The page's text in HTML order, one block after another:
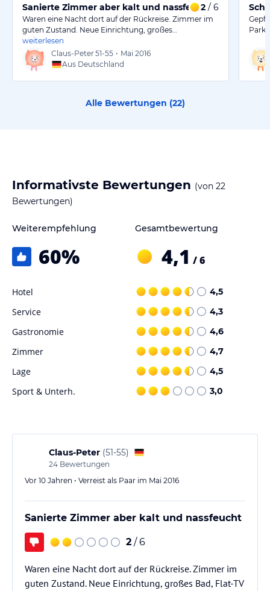
Sanierte Zimmer aber kalt und nassfeucht
2 / 6
Waren eine Nacht dort auf der Rückreise. Zimmer im
guten Zustand. Neue Einrichtung, großes…
weiterlesen
Claus-Peter51-55 • Mai 2016
Aus Deutschland
Alle Bewertungen (22)
Informativste Bewertungen (von 22
Bewertungen)
Weiterempfehlung
60%
Gesamtbewertung
4,1 / 6
Hotel 4,5
Service 4,3
Gastronomie 4,6
Zimmer 4,7
Lage 4,5
Sport & Unterh. 3,0
Claus-Peter (51-55)
24 Bewertungen
Vor 10 Jahren • Verreist als Paar im Mai 2016
Sanierte Zimmer aber kalt und nassfeucht
2 / 6
Waren eine Nacht dort auf der Rückreise. Zimmer im
guten Zustand. Neue Einrichtung, großes Bad, Flat-TV